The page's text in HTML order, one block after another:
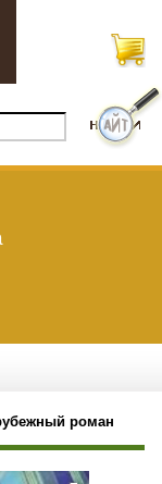
роман